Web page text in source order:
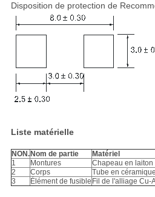
Disposition de protection de
Liste matérielle
NON. Nom de partie
Matériel
1
Montures
Chapeau en laiton
2
Corps
Tube en
3
Élément de fusible Fil de l'alliage Cu-